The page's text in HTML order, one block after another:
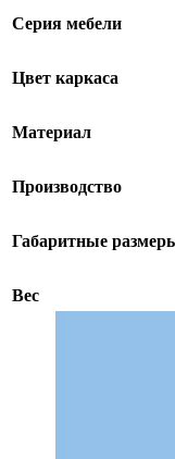
Серия мебели
Цвет каркаса
Материал
Производство
Габаритные
Вес